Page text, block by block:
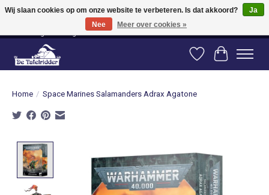
Vanaf 80 euro gratis verzending binnen Nederland! Vanaf 100 euro gratis
verzending naar België en Duitsland!
Verlanglijst
Home / Space Marines Salamanders Adrax Agatone
Wij slaan cookies op om onze website te verbeteren. Is dat akkoord?
Ja
Nee
Meer over cookies »